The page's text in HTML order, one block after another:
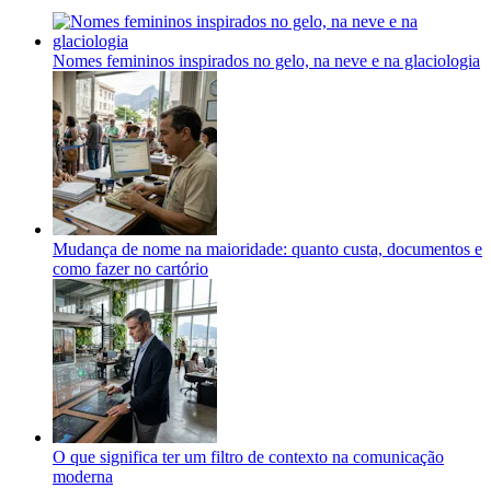
Nomes femininos inspirados no gelo, na neve e na glaciologia
Mudança de nome na maioridade: quanto custa, documentos e
como fazer no cartório
O que significa ter um filtro de contexto na comunicação
moderna